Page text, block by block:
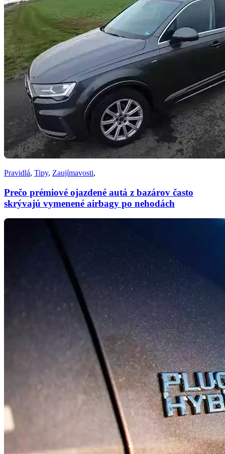
Pravidlá, Tipy, Zaujímavosti,
Prečo prémiové ojazdené autá z bazárov často
skrývajú vymenené airbagy po nehodách